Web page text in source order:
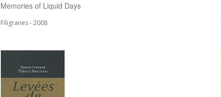
Memories of Liquid Days
Filigranes - 2008